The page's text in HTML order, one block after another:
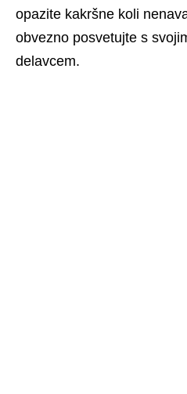
opazite kakršne koli
obvezno posvetujte s
delavcem.